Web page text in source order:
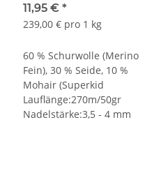
11,95 € *
239,00 € pro 1 kg
60 % Schurwolle (Merino
Fein), 30 % Seide, 10 %
Mohair (Superkid
Lauflänge:270m/50gr
Nadelstärke:3,5 - 4 mm